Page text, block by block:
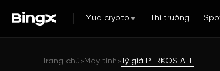
Mua crypto Thị trường
Trang chủ>Máy tính> Tỷ giá PERKOS ALL